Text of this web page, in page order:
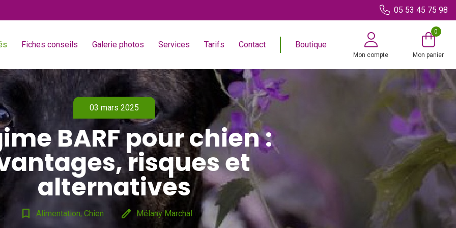
05 53 45 75 98
Fiches conseils Galerie photos Services Tarifs Contact Boutique
Mon compte
0
Mon panier
03 mars 2025
BARF pour chien :
risques et
alternatives
bookmark_border Alimentation, Chien edit Mélany Marchal